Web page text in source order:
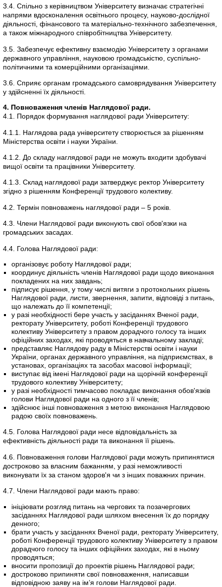
3.4. Спільно з керівництвом Університету визначає стратегічні
напрями вдосконалення освітнього процесу, науково-дослідної
діяльності, фінансового та матеріально-технічного забезпечення,
а також міжнародного співробітництва Університету.
3.5. Забезпечує ефективну взаємодію Університету з органами
державного управління, науковою громадськістю, суспільно-
політичними та комерційними організаціями.
3.6. Сприяє органам громадського самоврядування Університету
у здійсненні їх діяльності.
4. Повноваження членів Наглядової ради.
4.1. Порядок формування наглядової ради Університету:
4.1.1. Наглядова рада університету створюється за рішенням
Міністерства освіти і науки України.
4.1.2. До складу наглядової ради не можуть входити здобувачі
вищої освіти та працівники Університету.
4.1.3. Склад наглядової ради затверджує ректор Університету
згідно з рішенням Конференції трудового колективу.
4.2. Термін повноважень наглядової ради – 5 років.
4.3. Члени Наглядової ради виконують свої обов'язки на
громадських засадах.
4.4. Голова Наглядової ради:
організовує роботу Наглядової ради;
координує діяльність членів Наглядової ради щодо виконання
покладених на них завдань;
підписує рішення, у тому числі витяги з протокольних рішень
Наглядової ради, листи, звернення, запити, відповіді з питань,
що належать до її компетенції;
у разі необхідності бере участь у засіданнях Вченої ради,
ректорату Університету, роботі Конференції трудового
колективу Університету з правом дорадчого голосу та інших
офіційних заходах, які проводяться в навчальному закладі;
представляє Наглядову раду в Міністерстві освіти і науки
України, органах державного управління, на підприємствах, в
установах, організаціях та засобах масової інформації;
виступає від імені Наглядової ради на щорічній конференції
трудового колективу Університету;
у разі необхідності тимчасово покладає виконання обов'язків
голови Наглядової ради на одного з її членів;
здійснює інші повноваження з метою виконання Наглядовою
радою своїх повноважень.
4.5. Голова Наглядової ради несе відповідальність за
ефективність діяльності ради та виконання її рішень.
4.6. Повноваження голови Наглядової ради можуть припинятися
достроково за власним бажанням, у разі неможливості
виконувати їх за станом здоров'я чи з інших поважних причин.
4.7. Члени Наглядової ради мають право:
ініціювати розгляд питань на чергових та позачергових
засіданнях Наглядової ради шляхом внесення їх до порядку
денного;
брати участь у засіданнях Вченої ради, ректорату Університету,
роботі Конференції трудового колективу Університету з правом
дорадчого голосу та інших офіційних заходах, які в ньому
проводяться;
вносити пропозиції до проектів рішень Наглядової ради;
достроково припиняти свої повноваження, написавши
відповідною заяву на ім’я голови Наглядової ради.